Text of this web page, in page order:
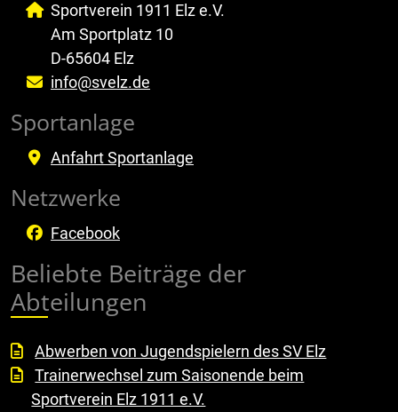
Sportverein 1911 Elz e.V.
Am Sportplatz 10
D-65604 Elz
info@svelz.de
Sportanlage
Anfahrt Sportanlage
Netzwerke
Facebook
Beliebte Beiträge der
Abteilungen
Abwerben von Jugendspielern des SV Elz
Trainerwechsel zum Saisonende beim
Sportverein Elz 1911 e.V.